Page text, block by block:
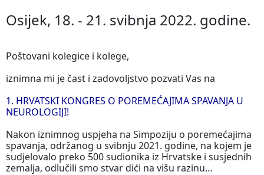
Osijek, 18. - 21. svibnja 2022. godine.
Poštovani kolegice i kolege,
iznimna mi je čast i zadovoljstvo pozvati Vas na
1. HRVATSKI KONGRES O POREMEĆAJIMA SPAVANJA U
NEUROLOGIJI!
Nakon iznimnog uspjeha na Simpoziju o poremećajima
spavanja, održanog u svibnju 2021. godine, na kojem je
sudjelovalo preko 500 sudionika iz Hrvatske i susjednih
zemalja, odlučili smo stvar dići na višu razinu…